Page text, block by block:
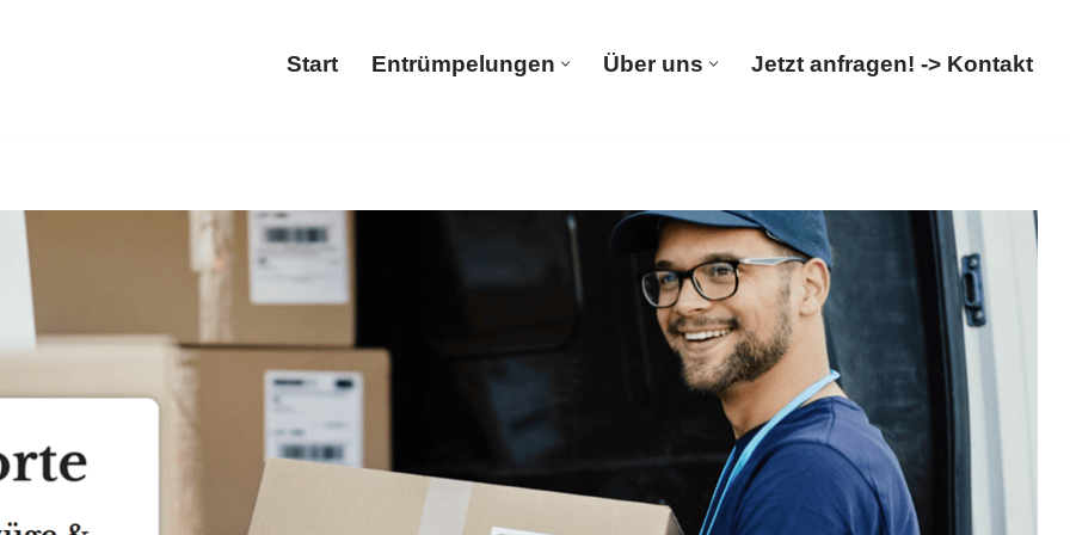
Start Entrümpelungen Über uns Jetzt anfragen! -> Kontakt
↗️𝐌&𝐋 𝐓𝐑𝐀𝐍𝐒𝐏𝐎𝐑𝐓𝐄 und ✓Wohnungsauflösung, Haushaltsauflösung, Entrümpelungsfirma, Entsorgung.
✓Wohnungsauflösung oder ✓Entsorgung? ➡️ 𝐌&𝐋 𝐓𝐑𝐀𝐍𝐒𝐏𝐎𝐑𝐓𝐄, Ihr Haushaltsauflöser & Entrümpler für